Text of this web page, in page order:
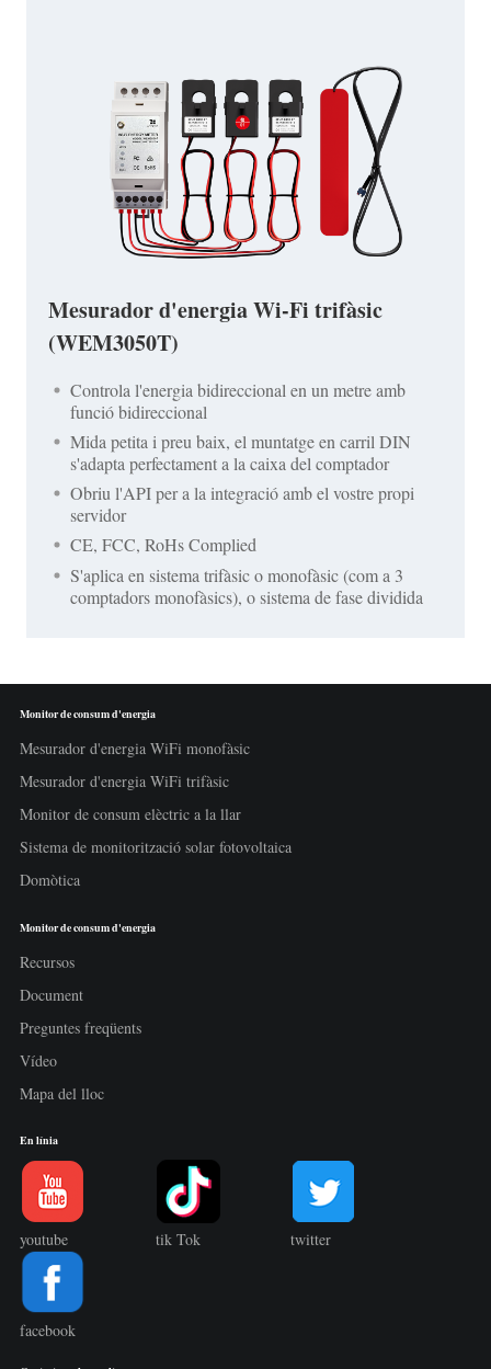
Mesurador d'energia Wi-Fi trifàsic
(WEM3050T)
Controla l'energia bidireccional en un metre amb
funció bidireccional
Mida petita i preu baix, el muntatge en carril DIN
s'adapta perfectament a la caixa del comptador
Obriu l'API per a la integració amb el vostre propi
servidor
CE, FCC, RoHs Complied
S'aplica en sistema trifàsic o monofàsic (com a 3
comptadors monofàsics), o sistema de fase dividida
Monitor de consum d'energia
Mesurador d'energia WiFi monofàsic
Mesurador d'energia WiFi trifàsic
Monitor de consum elèctric a la llar
Sistema de monitorització solar fotovoltaica
Domòtica
Monitor de consum d'energia
Recursos
Document
Preguntes freqüents
Vídeo
Mapa del lloc
En línia
youtube tik Tok twitter
facebook